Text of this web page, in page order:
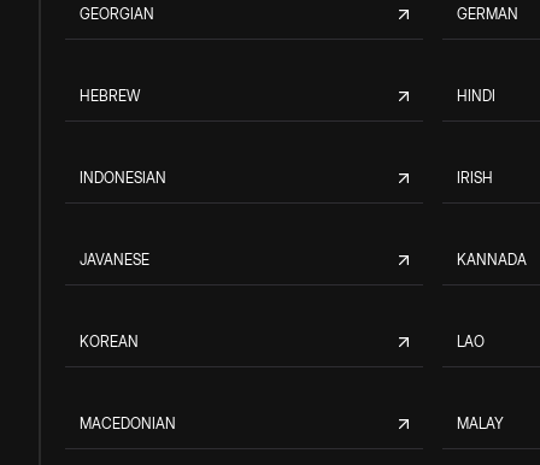
GEORGIAN GERMAN
HEBREW HINDI
INDONESIAN IRISH
JAVANESE KANNADA
KOREAN LAO
MACEDONIAN MALAY